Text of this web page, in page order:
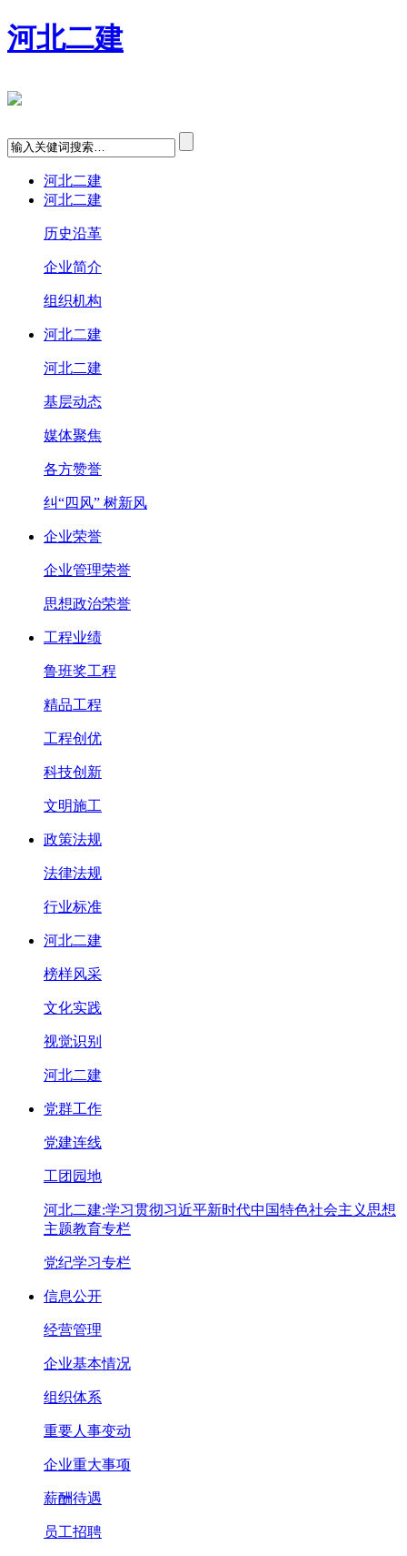
河北二建
河北二建
河北二建
历史沿革
企业简介
组织机构
河北二建
河北二建
基层动态
媒体聚焦
各方赞誉
纠“四风” 树新风
企业荣誉
企业管理荣誉
思想政治荣誉
工程业绩
鲁班奖工程
精品工程
工程创优
科技创新
文明施工
政策法规
法律法规
行业标准
河北二建
榜样风采
文化实践
视觉识别
河北二建
党群工作
党建连线
工团园地
河北二建:学习贯彻习近平新时代中国特色社会主义思想
主题教育专栏
党纪学习专栏
信息公开
经营管理
企业基本情况
组织体系
重要人事变动
企业重大事项
薪酬待遇
员工招聘